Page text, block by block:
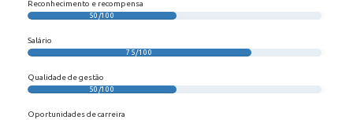
Reconhecimento e recompensa
50/100
Salário
75/100
Qualidade de gestão
50/100
Oportunidades de carreira